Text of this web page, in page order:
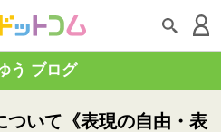
う ブログ
ついて《表現の自由・表